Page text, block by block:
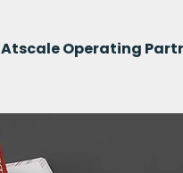
Atscale Operating